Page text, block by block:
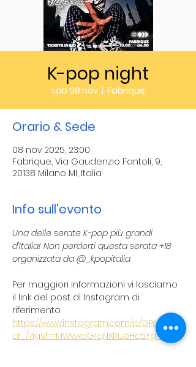
K-pop night
sab 08 nov
  |
Fabrique
Orario & Sede
08 nov 2025, 23:00
Fabrique, Via Gaudenzio Fantoli, 9,
20138 Milano MI, Italia
Info sull'evento
Una delle serate K-pop più grandi
d’Italia! Non perderti questa serata +18
organizzata da @_kpopitalia
Per maggiori informazioni vi lasciamo
il link del post di Instagram di
riferimento:
https://www.instagram.com/p/DPd5by7j
cr_/?igsh=MWwxdG1qNXRueHc5Yg==